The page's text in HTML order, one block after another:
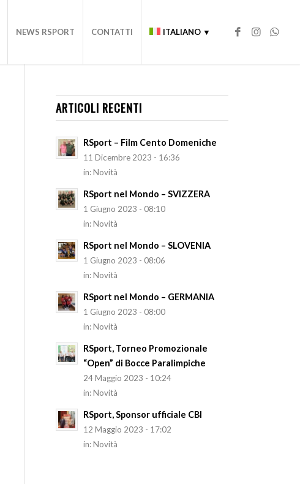
NEWS RSPORT CONTATTI ITALIANO ▼
ARTICOLI RECENTI
RSport – Film Cento Domeniche
11 Dicembre 2023 - 16:36
in:Novità
RSport nel Mondo – SVIZZERA
1 Giugno 2023 - 08:10
in:Novità
RSport nel Mondo – SLOVENIA
1 Giugno 2023 - 08:06
in:Novità
RSport nel Mondo – GERMANIA
1 Giugno 2023 - 08:00
in:Novità
RSport, Torneo Promozionale
“Open” di Bocce Paralimpiche
24 Maggio 2023 - 10:24
in:Novità
RSport, Sponsor ufficiale CBI
12 Maggio 2023 - 17:02
in:Novità